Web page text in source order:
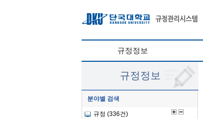
규정정보
규정정보
분야별 검색